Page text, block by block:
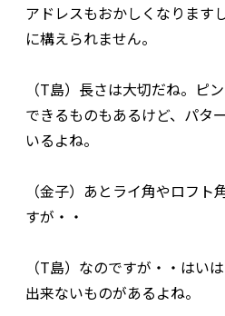
アドレスもおかしくなります
に構えられません。
（T島）長さは大切だね。ピ
できるものもあるけど、パタ
いるよね。
（金子）あとライ角やロフ
すが・・
（T島）なのですが・・はい
出来ないものがあるよね。